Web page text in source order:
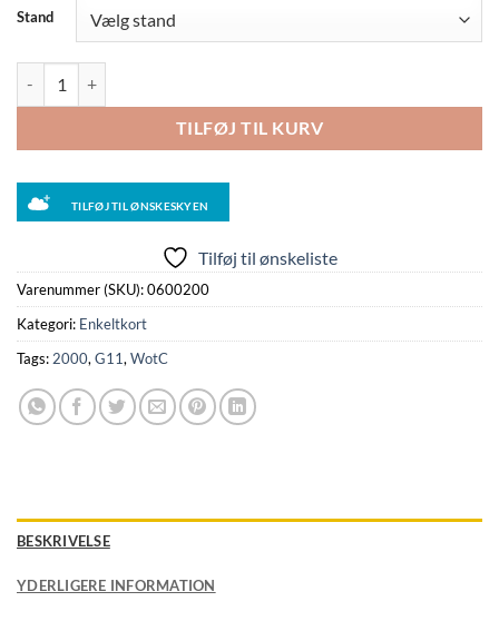
Stand
TILFØJ TIL KURV
TILFØJ TIL ØNSKESKYEN
Tilføj til ønskeliste
Varenummer (SKU):0600200
Kategori: Enkeltkort
Tags: 2000, G11, WotC
BESKRIVELSE
YDERLIGERE INFORMATION